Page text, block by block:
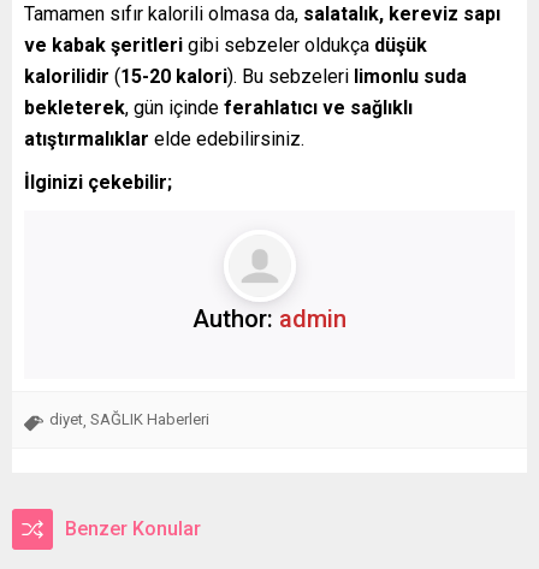
Tamamen sıfır kalorili olmasa da, salatalık, kereviz sapı
ve kabak şeritleri gibi sebzeler oldukça düşük
kalorilidir (15-20 kalori). Bu sebzeleri limonlu suda
bekleterek, gün içinde ferahlatıcı ve sağlıklı
atıştırmalıklar elde edebilirsiniz.
İlginizi çekebilir;
Author: admin
diyet, SAĞLIK Haberleri
Benzer Konular